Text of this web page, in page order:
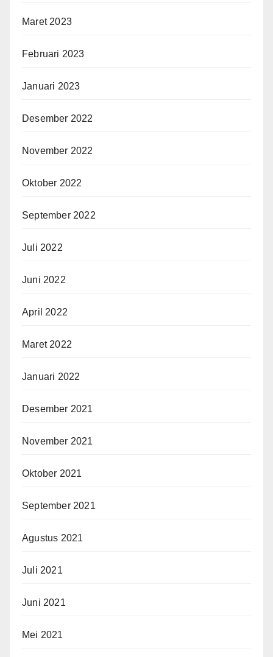
Maret 2023
Februari 2023
Januari 2023
Desember 2022
November 2022
Oktober 2022
September 2022
Juli 2022
Juni 2022
April 2022
Maret 2022
Januari 2022
Desember 2021
November 2021
Oktober 2021
September 2021
Agustus 2021
Juli 2021
Juni 2021
Mei 2021